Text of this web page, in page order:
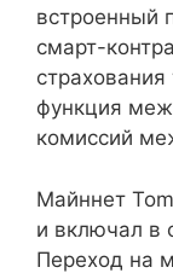
встроенный
смарт-
функция
комиссий
Майннет
и включал в
Переход на